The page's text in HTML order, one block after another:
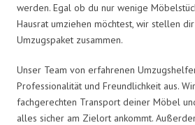
werden. Egal ob du nur wenige
Hausrat umziehen möchtest, wir stellen
Umzugspaket zusammen.
Unser Team von erfahrenen
Professionalität und Freundlichkeit aus.
fachgerechten Transport deiner Möbel
alles sicher am Zielort ankommt.